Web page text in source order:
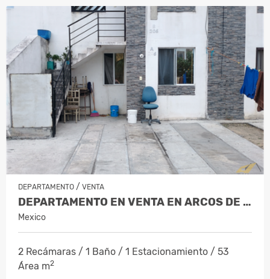
DEPARTAMENTO / VENTA
DEPARTAMENTO EN VENTA EN ARCOS DE ZIR…
Mexico
2 Recámaras / 1 Baño / 1 Estacionamiento / 53
Área m2